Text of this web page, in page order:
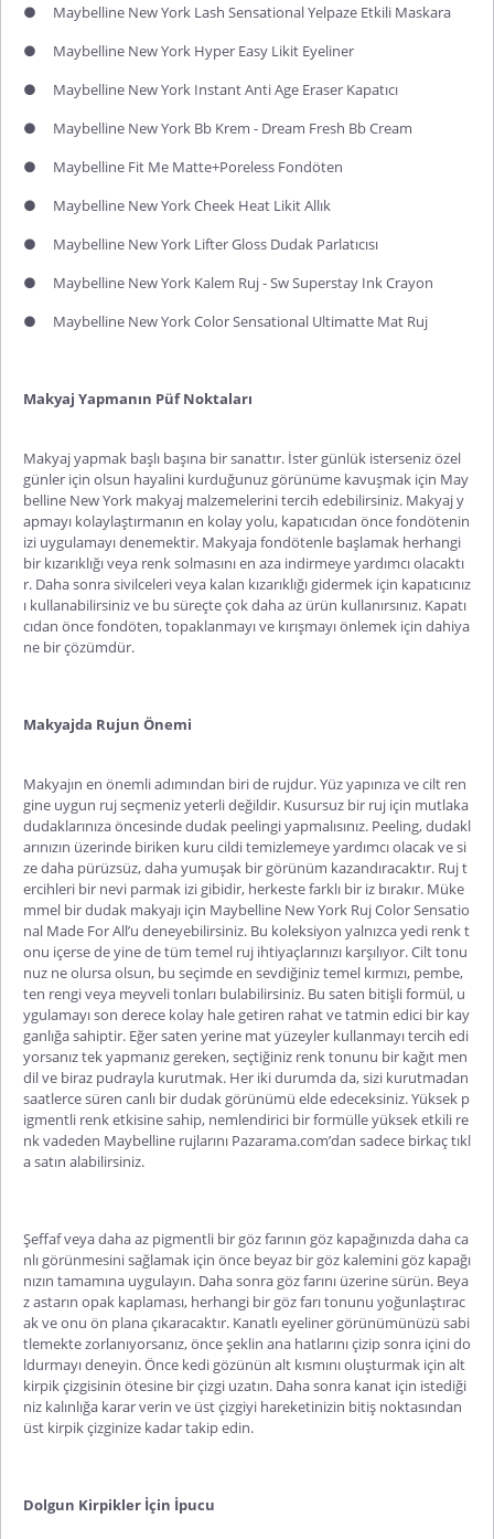
●
Maybelline New York Lash Sensational Yelpaze Etkili Maskara
●
Maybelline New York Hyper Easy Likit Eyeliner
●
Maybelline New York Instant Anti Age Eraser Kapatıcı
●
Maybelline New York Bb Krem - Dream Fresh Bb Cream
●
Maybelline Fit Me Matte+Poreless Fondöten
●
Maybelline New York Cheek Heat Likit Allık
●
Maybelline New York Lifter Gloss Dudak Parlatıcısı
●
Maybelline New York Kalem Ruj - Sw Superstay Ink Crayon
●
Maybelline New York Color Sensational Ultimatte Mat Ruj
Makyaj Yapmanın Püf Noktaları
Makyaj yapmak başlı başına bir sanattır. İster günlük isterseniz özel
günler için olsun hayalini kurduğunuz görünüme kavuşmak için May
belline New York makyaj malzemelerini tercih edebilirsiniz. Makyaj y
apmayı kolaylaştırmanın en kolay yolu, kapatıcıdan önce fondötenin
izi uygulamayı denemektir. Makyaja fondötenle başlamak herhangi
bir kızarıklığı veya renk solmasını en aza indirmeye yardımcı olacaktı
r. Daha sonra sivilceleri veya kalan kızarıklığı gidermek için kapatıcınız
ı kullanabilirsiniz ve bu süreçte çok daha az ürün kullanırsınız. Kapatı
cıdan önce fondöten, topaklanmayı ve kırışmayı önlemek için dahiya
ne bir çözümdür.
Makyajda Rujun Önemi
Makyajın en önemli adımından biri de rujdur. Yüz yapınıza ve cilt ren
gine uygun ruj seçmeniz yeterli değildir. Kusursuz bir ruj için mutlaka
dudaklarınıza öncesinde dudak peelingi yapmalısınız. Peeling, dudakl
arınızın üzerinde biriken kuru cildi temizlemeye yardımcı olacak ve si
ze daha pürüzsüz, daha yumuşak bir görünüm kazandıracaktır. Ruj t
ercihleri ​​bir nevi parmak izi gibidir, herkeste farklı bir iz bırakır. Müke
mmel bir dudak makyajı için Maybelline New York Ruj Color Sensatio
nal Made For All’u deneyebilirsiniz. Bu koleksiyon yalnızca yedi renk t
onu içerse de yine de tüm temel ruj ihtiyaçlarınızı karşılıyor. Cilt tonu
nuz ne olursa olsun, bu seçimde en sevdiğiniz temel kırmızı, pembe,
ten rengi veya meyveli tonları bulabilirsiniz. Bu saten bitişli formül, u
ygulamayı son derece kolay hale getiren rahat ve tatmin edici bir kay
ganlığa sahiptir. Eğer saten yerine mat yüzeyler kullanmayı tercih edi
yorsanız tek yapmanız gereken, seçtiğiniz renk tonunu bir kağıt men
dil ve biraz pudrayla kurutmak. Her iki durumda da, sizi kurutmadan
saatlerce süren canlı bir dudak görünümü elde edeceksiniz. Yüksek p
igmentli renk etkisine sahip, nemlendirici bir formülle yüksek etkili re
nk vadeden Maybelline rujlarını Pazarama.com’dan sadece birkaç tıkl
a satın alabilirsiniz.
Şeffaf veya daha az pigmentli bir göz farının göz kapağınızda daha ca
nlı görünmesini sağlamak için önce beyaz bir göz kalemini göz kapağı
nızın tamamına uygulayın. Daha sonra göz farını üzerine sürün. Beya
z astarın opak kaplaması, herhangi bir göz farı tonunu yoğunlaştırac
ak ve onu ön plana çıkaracaktır. Kanatlı eyeliner görünümünüzü sabi
tlemekte zorlanıyorsanız, önce şeklin ana hatlarını çizip sonra içini do
ldurmayı deneyin. Önce kedi gözünün alt kısmını oluşturmak için alt
kirpik çizgisinin ötesine bir çizgi uzatın. Daha sonra kanat için istediği
niz kalınlığa karar verin ve üst çizgiyi hareketinizin bitiş noktasından
üst kirpik çizginize kadar takip edin.
Dolgun Kirpikler İçin İpucu